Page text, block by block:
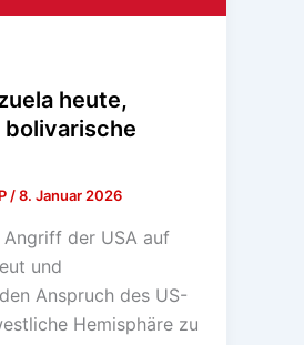
heute,
bolivarische
/8. Januar 2026
der USA auf
und
Anspruch des US-
Hemisphäre zu